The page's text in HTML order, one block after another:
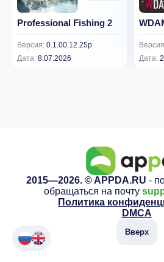
Professional Fishing 2
Версия: 0.1.00.12.25p
Дата: 8.07.2026
Дата:
2015—2026. © APPDA.RU -
обращаться на почту
Политика
DMCA
Вверх